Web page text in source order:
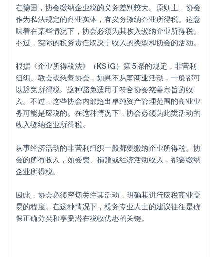
在德国，协会缴纳企业税的义务差别较大。原则上，协会
作为私法规定的商业实体，有义务缴纳企业所得税。这意
味着在某些情况下，协会必须为其收入缴纳企业所得税。
不过，实际的税务责任取决于收入的类型和协会的活动。
根据《企业所得税法》（KStG）第 5 条的规定，非营利
组织、教会或慈善协会，如果不从事商业活动，一般都可
以豁免所得税。这种豁免适用于符合协会慈善宗旨的收
入。不过，这些协会内部超出单纯资产管理范围的商业业
务可能是应税的。在这种情况下，协会必须为此类活动的
收入缴纳企业所得税。
从事经济活动的非营利组织一般都要缴纳企业所得税。协
会的所有收入，如会费、捐赠或经济活动收入，都要缴纳
企业所得税。
因此，协会必须密切关注其活动，明确其进行应税商业交
易的程度。在这种情况下，税务专业人士的建议往往是确
保正确分类和享受潜在税收优惠的关键。